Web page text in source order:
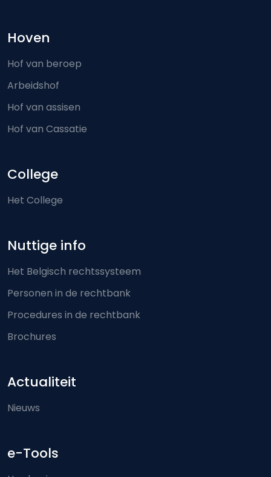
Hoven
Hof van beroep
Arbeidshof
Hof van assisen
Hof van Cassatie
College
Het College
Nuttige info
Het Belgisch rechtssysteem
Personen in de rechtbank
Procedures in de rechtbank
Brochures
Actualiteit
Nieuws
e-Tools